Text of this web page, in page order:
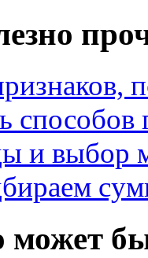
способов
и выбор
может